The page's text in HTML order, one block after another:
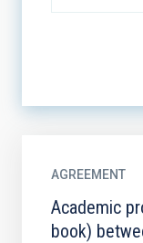
AGREEMENT
Academic
book)